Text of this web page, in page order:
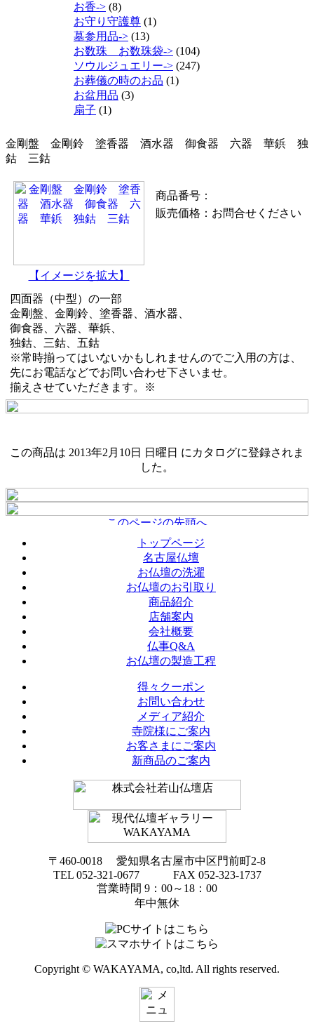
お香-> (8)
お守り守護尊 (1)
墓参用品-> (13)
お数珠 お数珠袋-> (104)
ソウルジュエリー-> (247)
お葬儀の時のお品 (1)
お盆用品 (3)
扇子 (1)
金剛盤 金剛鈴 塗香器 酒水器 御食器 六器 華鋲 独
鈷 三鈷
【イメージを拡大】
商品番号：
販売価格： お問合せください
四面器（中型）の一部
金剛盤、金剛鈴、塗香器、酒水器、
御食器、六器、華鋲、
独鈷、三鈷、五鈷
※常時揃ってはいないかもしれませんのでご入用の方は、
先にお電話などでお問い合わせ下さいませ。
揃えさせていただきます。※
この商品は 2013年2月10日 日曜日 にカタログに登録されま
した。
トップページ
名古屋仏壇
お仏壇の洗濯
お仏壇のお引取り
商品紹介
店舗案内
会社概要
仏事Q&A
お仏壇の製造工程
得々クーポン
お問い合わせ
メディア紹介
寺院様にご案内
お客さまにご案内
新商品のご案内
〒460-0018 愛知県名古屋市中区門前町2-8
TEL 052-321-0677 FAX 052-323-1737
営業時間 9：00～18：00
年中無休
Copyright © WAKAYAMA, co,ltd. All rights reserved.